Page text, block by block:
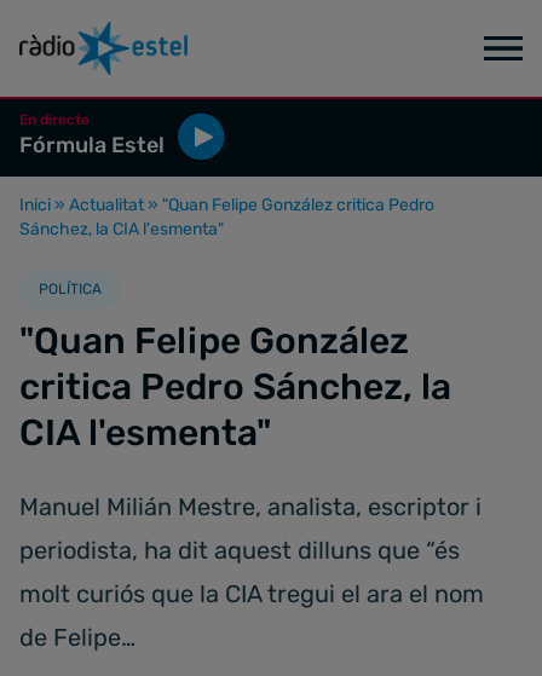
En directe
Fórmula Estel
Inici » Actualitat » "Quan Felipe González critica Pedro
Sánchez, la CIA l'esmenta"
POLÍTICA
"Quan Felipe González
critica Pedro Sánchez, la
CIA l'esmenta"
Manuel Milián Mestre, analista, escriptor i
periodista, ha dit aquest dilluns que “és
molt curiós que la CIA tregui el ara el nom
de Felipe…